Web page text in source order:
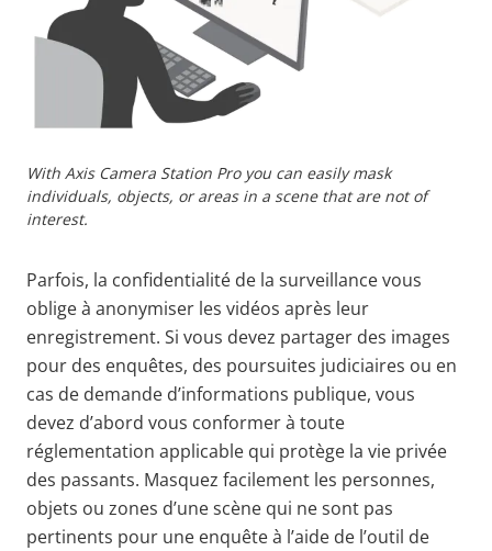
With Axis Camera Station Pro you can easily mask
individuals, objects, or areas in a scene that are not of
interest.
Parfois, la confidentialité de la surveillance vous
oblige à anonymiser les vidéos après leur
enregistrement. Si vous devez partager des images
pour des enquêtes, des poursuites judiciaires ou en
cas de demande d’informations publique, vous
devez d’abord vous conformer à toute
réglementation applicable qui protège la vie privée
des passants. Masquez facilement les personnes,
objets ou zones d’une scène qui ne sont pas
pertinents pour une enquête à l’aide de l’outil de